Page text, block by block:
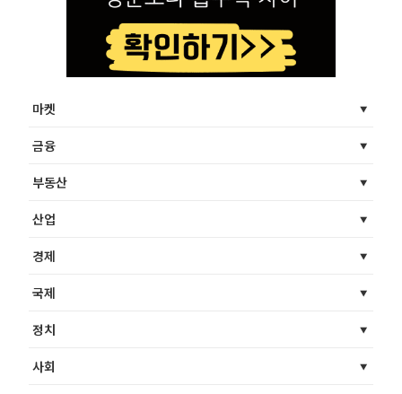
마켓
금융
부동산
산업
경제
국제
정치
사회